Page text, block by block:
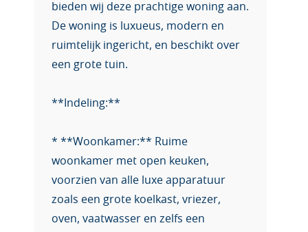
bieden wij deze prachtige woning aan.
De woning is luxueus, modern en
ruimtelijk ingericht, en beschikt over
een grote tuin.
**Indeling:**
* **Woonkamer:** Ruime
woonkamer met open keuken,
voorzien van alle luxe apparatuur
zoals een grote koelkast, vriezer,
oven, vaatwasser en zelfs een